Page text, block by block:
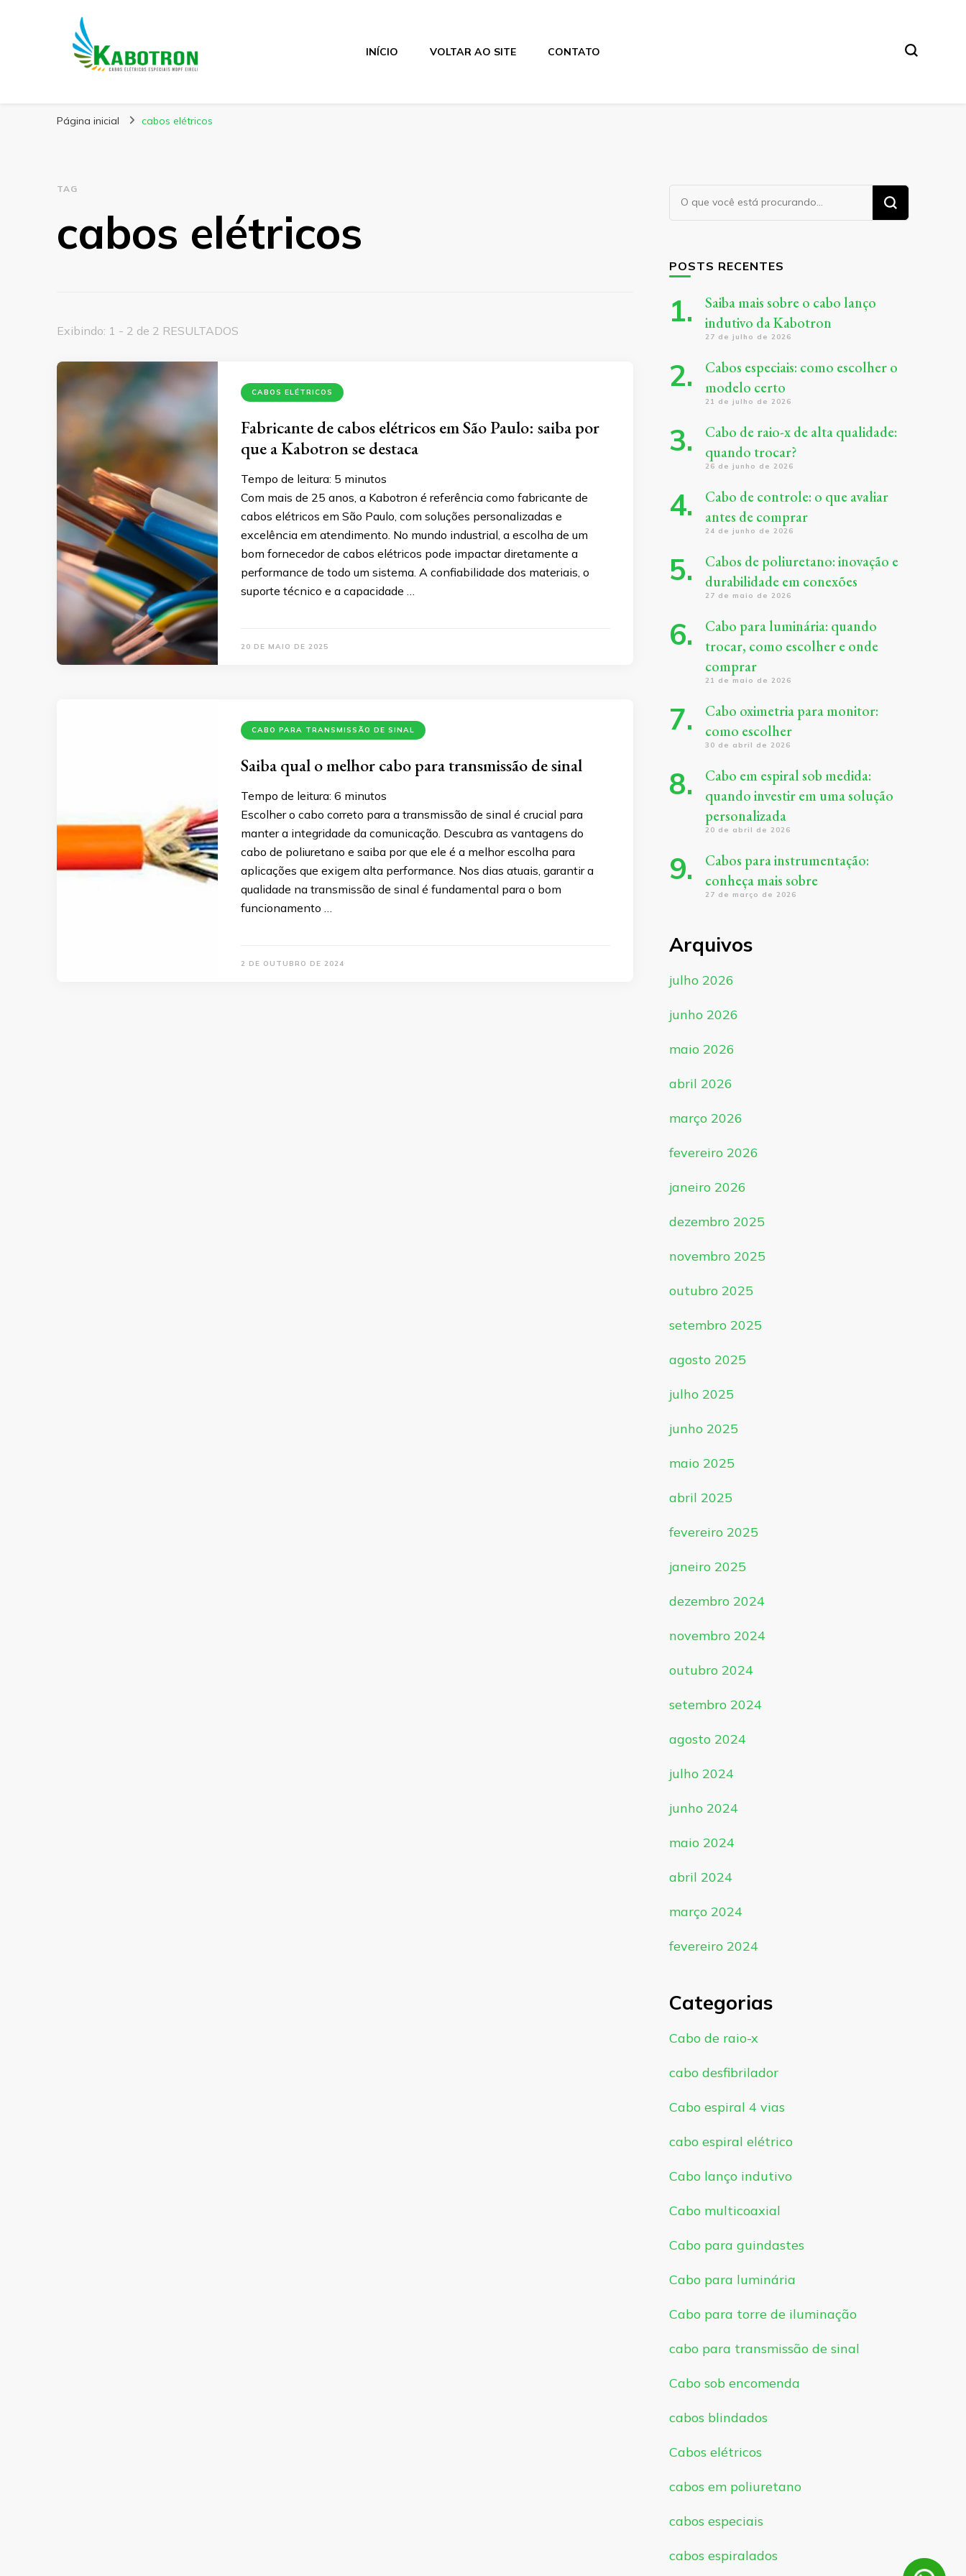
Kabotron
INÍCIO VOLTAR AO SITE CONTATO
Página inicial cabos elétricos
TAG
cabos elétricos
Exibindo: 1 - 2 de 2 RESULTADOS
CABOS ELÉTRICOS
Fabricante de cabos elétricos em São Paulo: saiba por
que a Kabotron se destaca
Tempo de leitura: 5 minutos
Com mais de 25 anos, a Kabotron é referência como fabricante de
cabos elétricos em São Paulo, com soluções personalizadas e
excelência em atendimento. No mundo industrial, a escolha de um
bom fornecedor de cabos elétricos pode impactar diretamente a
performance de todo um sistema. A confiabilidade dos materiais, o
suporte técnico e a capacidade …
20 DE MAIO DE 2025
CABO PARA TRANSMISSÃO DE SINAL
Saiba qual o melhor cabo para transmissão de sinal
Tempo de leitura: 6 minutos
Escolher o cabo correto para a transmissão de sinal é crucial para
manter a integridade da comunicação. Descubra as vantagens do
cabo de poliuretano e saiba por que ele é a melhor escolha para
aplicações que exigem alta performance. Nos dias atuais, garantir a
qualidade na transmissão de sinal é fundamental para o bom
funcionamento …
2 DE OUTUBRO DE 2024
Procurando
algo?
POSTS RECENTES
Saiba mais sobre o cabo lanço
indutivo da Kabotron
27 de julho de 2026
Cabos especiais: como escolher o
modelo certo
21 de julho de 2026
Cabo de raio-x de alta qualidade:
quando trocar?
26 de junho de 2026
Cabo de controle: o que avaliar
antes de comprar
24 de junho de 2026
Cabos de poliuretano: inovação e
durabilidade em conexões
27 de maio de 2026
Cabo para luminária: quando
trocar, como escolher e onde
comprar
21 de maio de 2026
Cabo oximetria para monitor:
como escolher
30 de abril de 2026
Cabo em espiral sob medida:
quando investir em uma solução
personalizada
20 de abril de 2026
Cabos para instrumentação:
conheça mais sobre
27 de março de 2026
Arquivos
julho 2026
junho 2026
maio 2026
abril 2026
março 2026
fevereiro 2026
janeiro 2026
dezembro 2025
novembro 2025
outubro 2025
setembro 2025
agosto 2025
julho 2025
junho 2025
maio 2025
abril 2025
fevereiro 2025
janeiro 2025
dezembro 2024
novembro 2024
outubro 2024
setembro 2024
agosto 2024
julho 2024
junho 2024
maio 2024
abril 2024
março 2024
fevereiro 2024
Categorias
Cabo de raio-x
cabo desfibrilador
Cabo espiral 4 vias
cabo espiral elétrico
Cabo lanço indutivo
Cabo multicoaxial
Cabo para guindastes
Cabo para luminária
Cabo para torre de iluminação
cabo para transmissão de sinal
Cabo sob encomenda
cabos blindados
Cabos elétricos
cabos em poliuretano
cabos especiais
cabos espiralados